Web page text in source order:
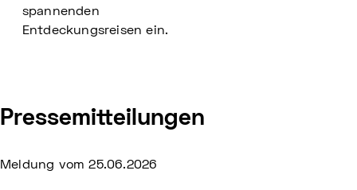
spannenden
Entdeckungsreisen ein.
Pressemitteilungen
Meldung vom25.06.2026